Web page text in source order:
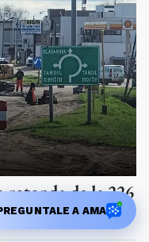
rotonda de la 226
circulaciónA AMA